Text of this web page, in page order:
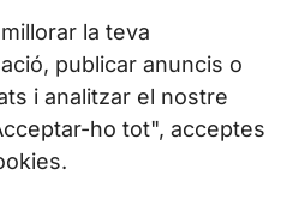
la teva
publicar anuncis o
i analitzar el nostre
ho tot", acceptes